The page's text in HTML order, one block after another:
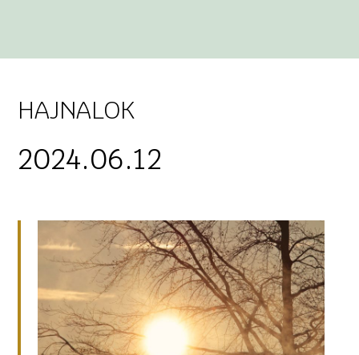
HAJNALOK
2024.06.12